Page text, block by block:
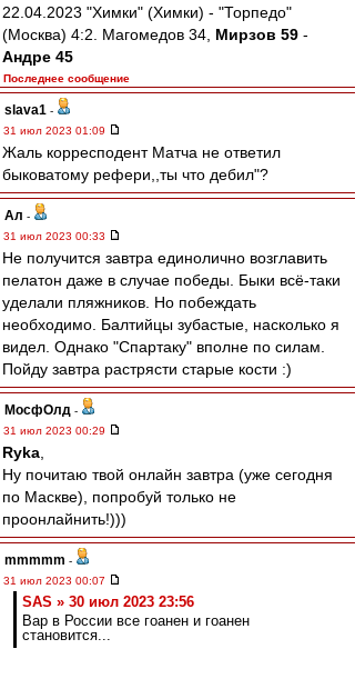
22.04.2023 "Химки" (Химки) - "Торпедо"
(Москва) 4:2. Магомедов 34, Мирзов 59 -
Андре 45
Последнее сообщение
slava1 -
31 июл 2023 01:09
Жаль корресподент Матча не ответил
быковатому рефери,,ты что дебил"?
Ал -
31 июл 2023 00:33
Не получится завтра единолично возглавить
пелатон даже в случае победы. Быки всё-таки
уделали пляжников. Но побеждать
необходимо. Балтийцы зубастые, насколько я
видел. Однако "Спартаку" вполне по силам.
Пойду завтра растрясти старые кости :)
МосфОлд -
31 июл 2023 00:29
Ryka
Ну почитаю твой онлайн завтра (уже сегодня
по Маскве), попробуй только не
проонлайнить!)))
mmmmm -
31 июл 2023 00:07
SAS » 30 июл 2023 23:56
Вар в России все гоанен и гоанен
становится...